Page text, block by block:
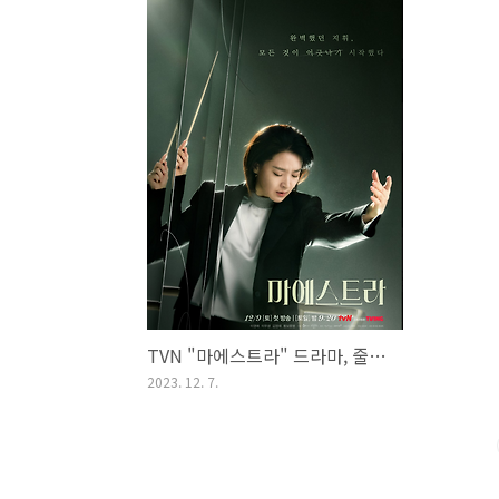
TVN "마에스트라" 드라마, 줄거리 및 결말 -ing
2023. 12. 7.